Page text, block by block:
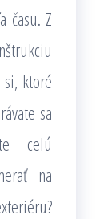
času. Z
si, ktoré
sa
celú
na